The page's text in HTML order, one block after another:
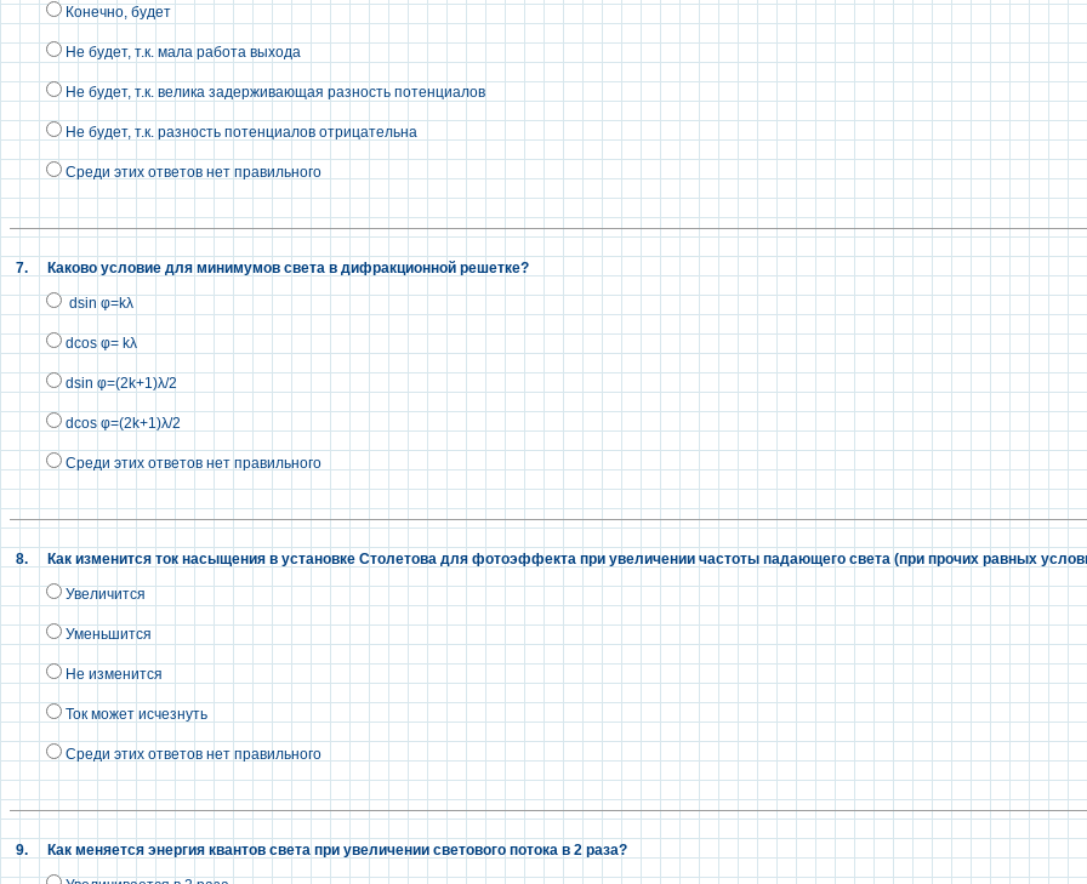
Конечно, будет
Не будет, т.к. мала работа выхода
Не будет, т.к. велика задерживающая разность потенциалов
Не будет, т.к. разность потенциалов отрицательна
Среди этих ответов нет правильного
7. Каково условие для минимумов света в дифракционной решетке?
dsin φ=kλ
dcos φ= kλ
dsin φ=(2k+1)λ/2
dcos φ=(2k+1)λ/2
Среди этих ответов нет правильного
8. Как изменится ток насыщения в установке Столетова для фотоэффекта при увеличении частоты падающего света (при прочих равных
Увеличится
Уменьшится
Не изменится
Ток может исчезнуть
Среди этих ответов нет правильного
9. Как меняется энергия квантов света при увеличении светового потока в 2 раза?